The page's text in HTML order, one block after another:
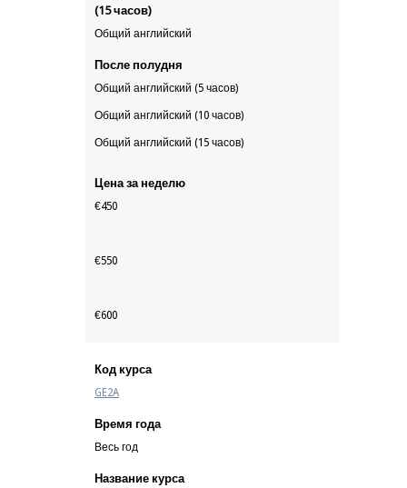
(15 часов)
Общий английский
После полудня
Общий английский (5 часов)
Общий английский (10 часов)
Общий английский (15 часов)
Цена за неделю
€450
€550
€600
Код курса
GE2A
Время года
Весь год
Название курса